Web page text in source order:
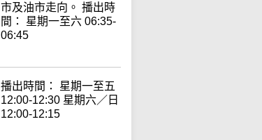
市及油市走向。 播出時
間： 星期一至六 06:35-
06:45
播出時間： 星期一至五
12:00-12:30 星期六／日
12:00-12:15